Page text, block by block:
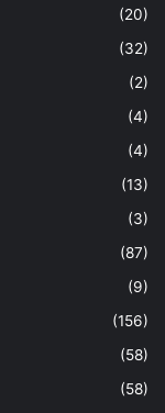
(20)
(32)
(2)
(4)
(4)
(13)
(3)
(87)
(9)
(156)
(58)
(58)